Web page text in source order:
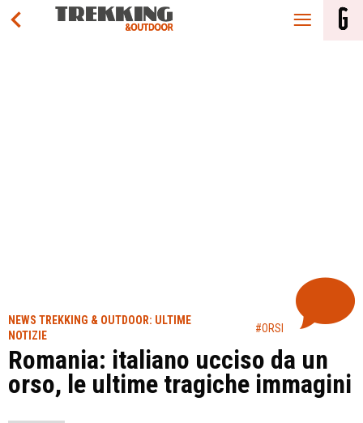
NEWS TREKKING & OUTDOOR: ULTIME
NOTIZIE
#ORSI
Romania: italiano ucciso da un
orso, le ultime tragiche immagini